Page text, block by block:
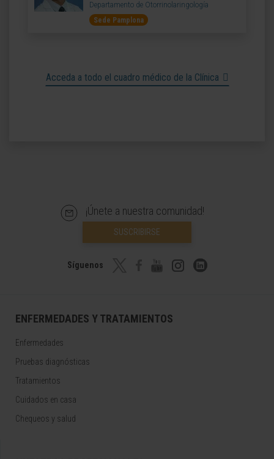
Departamento de Otorrinolaringología
Sede Pamplona
Acceda a todo el cuadro médico de la Clínica
¡Únete a nuestra comunidad!
SUSCRIBIRSE
Síguenos
ENFERMEDADES Y TRATAMIENTOS
Enfermedades
Pruebas diagnósticas
Tratamientos
Cuidados en casa
Chequeos y salud